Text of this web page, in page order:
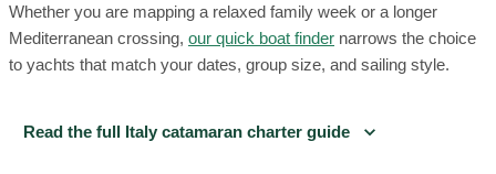
Whether you are mapping a relaxed family week or a longer
Mediterranean crossing, our quick boat finder narrows the choice
to yachts that match your dates, group size, and sailing style.
Read the full Italy catamaran charter guide